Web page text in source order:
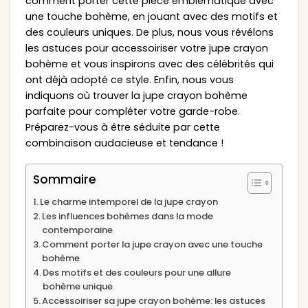
une touche bohème, en jouant avec des motifs et
des couleurs uniques. De plus, nous vous révélons
les astuces pour accessoiriser votre jupe crayon
bohème et vous inspirons avec des célébrités qui
ont déjà adopté ce style. Enfin, nous vous
indiquons où trouver la jupe crayon bohème
parfaite pour compléter votre garde-robe.
Préparez-vous à être séduite par cette
combinaison audacieuse et tendance !
Sommaire
Le charme intemporel de la jupe crayon
Les influences bohèmes dans la mode
contemporaine
Comment porter la jupe crayon avec une touche
bohème
Des motifs et des couleurs pour une allure
bohème unique
Accessoiriser sa jupe crayon bohème: les astuces